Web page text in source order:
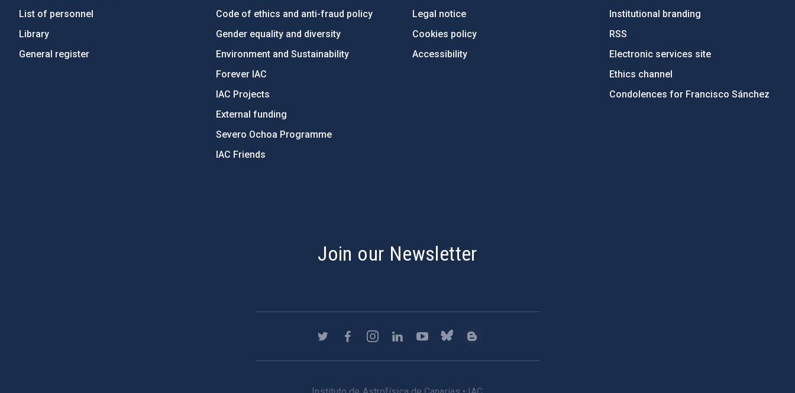
List of personnel
Library
General register
Code of ethics and anti-fraud policy
Gender equality and diversity
Environment and Sustainability
Forever IAC
IAC Projects
External funding
Severo Ochoa Programme
IAC Friends
Legal notice
Cookies policy
Accessibility
Institutional branding
RSS
Electronic services site
Ethics channel
Condolences for Francisco Sánchez
Join our Newsletter